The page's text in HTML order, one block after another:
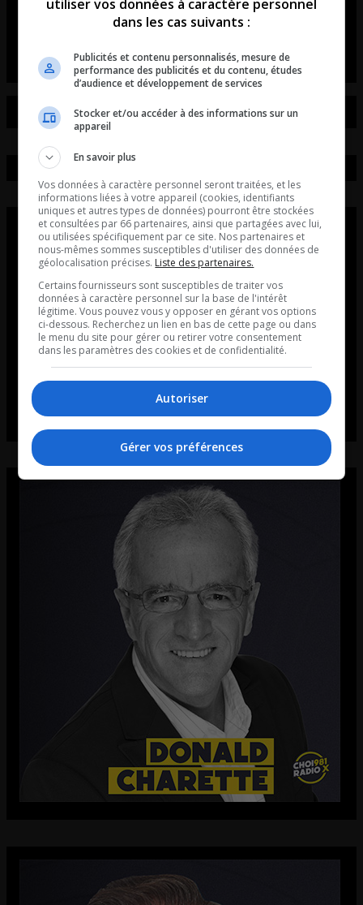
utiliser vos données à caractère personnel
dans les cas suivants :
Publicités et contenu personnalisés, mesure de
performance des publicités et du contenu, études
d’audience et développement de services
Stocker et/ou accéder à des informations sur un
appareil
En savoir plus
Vos données à caractère personnel seront traitées, et les
informations liées à votre appareil (cookies, identifiants
uniques et autres types de données) pourront être stockées
et consultées par 66 partenaires, ainsi que partagées avec lui,
ou utilisées spécifiquement par ce site. Nos partenaires et
nous-mêmes sommes susceptibles d'utiliser des données de
géolocalisation précises. Liste des partenaires.
Certains fournisseurs sont susceptibles de traiter vos
données à caractère personnel sur la base de l'intérêt
légitime. Vous pouvez vous y opposer en gérant vos options
ci-dessous. Recherchez un lien en bas de cette page ou dans
le menu du site pour gérer ou retirer votre consentement
dans les paramètres des cookies et de confidentialité.
Autoriser
Gérer vos préférences